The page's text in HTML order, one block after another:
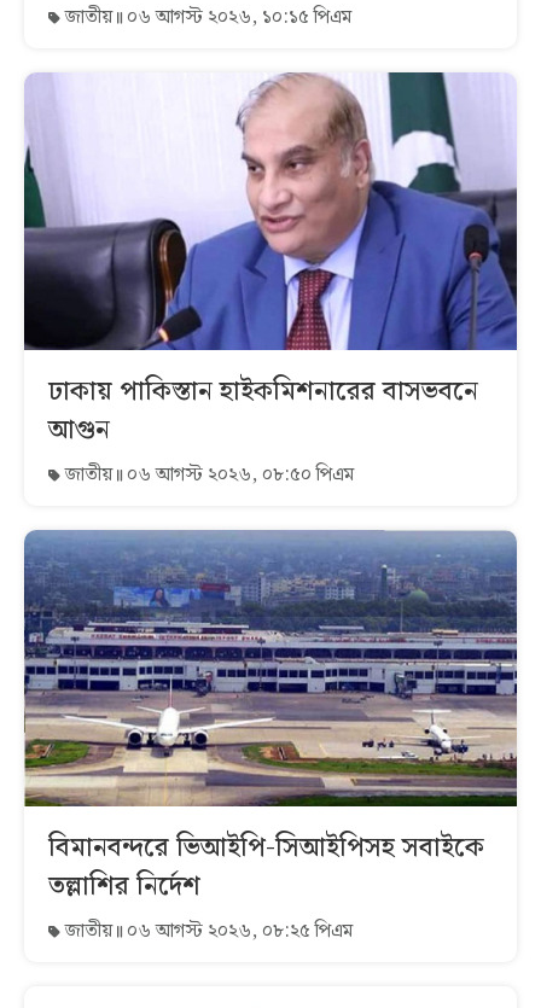
জাতীয় ০৬ আগস্ট ২০২৬, ১০:১৫ পিএম
ঢাকায় পাকিস্তান হাইকমিশনারের বাসভবনে
আগুন
জাতীয় ০৬ আগস্ট ২০২৬, ০৮:৫০ পিএম
বিমানবন্দরে ভিআইপি-সিআইপিসহ সবাইকে
তল্লাশির নির্দেশ
জাতীয় ০৬ আগস্ট ২০২৬, ০৮:২৫ পিএম